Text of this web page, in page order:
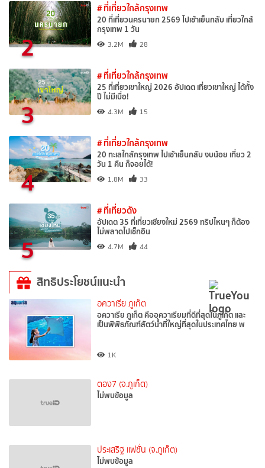
2
# ที่เที่ยวใกล้กรุงเทพ
20 ที่เที่ยวนครนายก 2569 ไปเช้าเย็นกลับ เที่ยวใกล้
กรุงเทพ 1 วัน
3.2M 28
3
# ที่เที่ยวใกล้กรุงเทพ
25 ที่เที่ยวเขาใหญ่ 2026 อัปเดต เที่ยวเขาใหญ่ ได้ทั้ง
ปี ไม่มีเบื่อ!
4.3M 15
4
# ที่เที่ยวใกล้กรุงเทพ
20 ทะเลใกล้กรุงเทพ ไปเช้าเย็นกลับ งบน้อย เที่ยว 2
วัน 1 คืน ก็จอยได้!
1.8M 33
5
# ที่เที่ยวดัง
อัปเดต 35 ที่เที่ยวเชียงใหม่ 2569 ทริปไหนๆ ก็ต้อง
ไม่พลาดไปเช็กอิน
4.7M 44
สิทธิประโยชน์แนะนำ
อควาเรีย ภูเก็ต
อควาเรีย ภูเก็ต คืออควาเรียมที่ดีที่สุดในภูเก็ต และ
เป็นพิพิธภัณฑ์สัตว์น้ำที่ใหญ่ที่สุดในประเทศไทย พ
1K
ตอง7 (จ.ภูเก็ต)
ไม่พบข้อมูล
ประเสริฐ แฟชั่น (จ.ภูเก็ต)
ไม่พบข้อมูล